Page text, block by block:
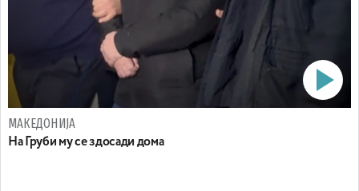
МАКЕДОНИЈА
На Груби му се здосади дома